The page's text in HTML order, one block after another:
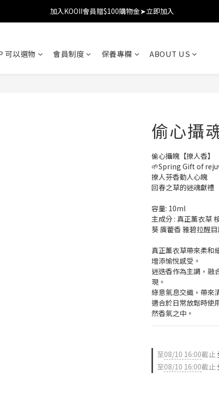
加入KOOII會員贈$100購物金➤立即加入
加入KOOII會員贈$100購物金➤立即加入
加入KOOII會員贈$100購物金➤立即加入
可以選物 會員制度 保養專欄 ABOUT US
偷心攝
偷心攝魄【撩人香】
🌱Spring Gift of
撩人芬香動人心魄
回春之草的迷魂獻禮
容量: 10ml
主成分 : 真正薰衣草
葵 廣藿香 雅碧拉醒
真正薰衣草帶來柔和
增添愉悅感受。
迷迭香作為主調，融
現。
綠意氣息交織，帶來
適合於日常放鬆時使
然香氣之中。
至08/10 16:00截止
至08/10 16:00截止